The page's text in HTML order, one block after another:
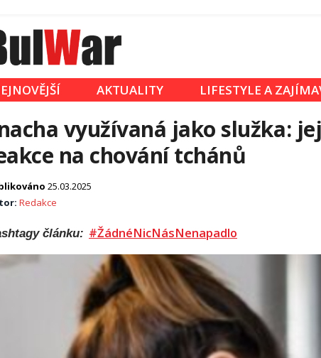
AKTUALITY LIFESTYLE A
využívaná jako služka:
na chování tchánů
25.03.2025
Redakce
článku: #ŽádnéNicNásNenapadlo